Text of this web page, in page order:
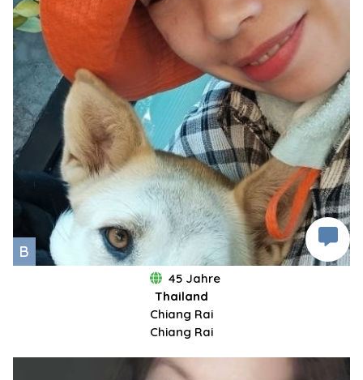
B
45 Jahre
Thailand
Chiang Rai
Chiang Rai